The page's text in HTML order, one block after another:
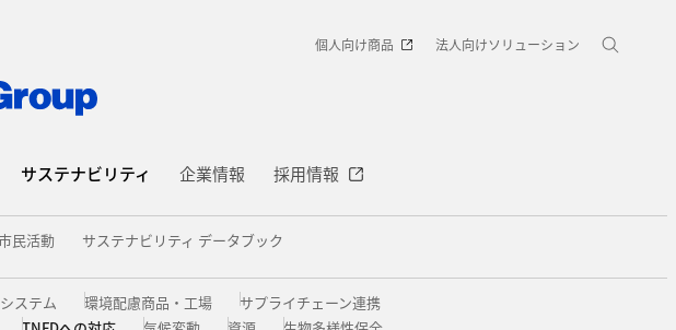
サステナビリティ 企業情報 採用情報
個人向け商品 法人向けソリューション
民活動 サステナビリティ データブック
ステム 環境配慮商品・工場
サプライチェーン連携